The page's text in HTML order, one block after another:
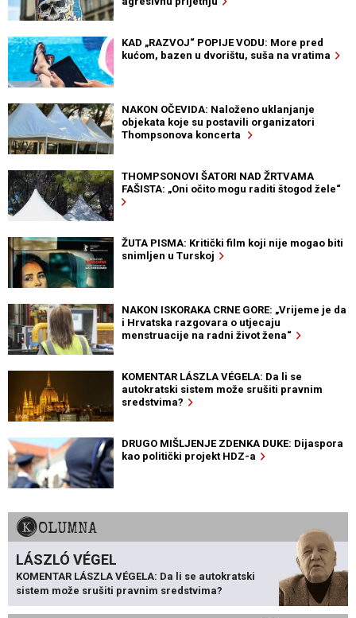
KAD „RAZVOJ“ POPIJE VODU: More pred
kućom, bazen u dvorištu, suša na vratima
NAKON OČEVIDA: Naloženo uklanjanje
objekata koje su postavili organizatori
Thompsonova koncerta
THOMPSONOVI ŠATORI NAD ŽRTVAMA
FAŠISTA: „Oni očito mogu raditi štogod žele“
ŽUTA PISMA: Kritički film koji nije mogao biti
snimljen u Turskoj
NAKON ISKORAKA CRNE GORE: „Vrijeme je da
i Hrvatska razgovara o utjecaju
menstruacije na radni život žena“
KOMENTAR LÁSZLA VÉGELA: Da li se
autokratski sistem može srušiti pravnim
sredstvima?
DRUGO MIŠLJENJE ZDENKA DUKE: Dijaspora
kao politički projekt HDZ-a
KOLUMNA
LÁSZLÓ VÉGEL
KOMENTAR LÁSZLA VÉGELA: Da li se autokratski
sistem može srušiti pravnim sredstvima?